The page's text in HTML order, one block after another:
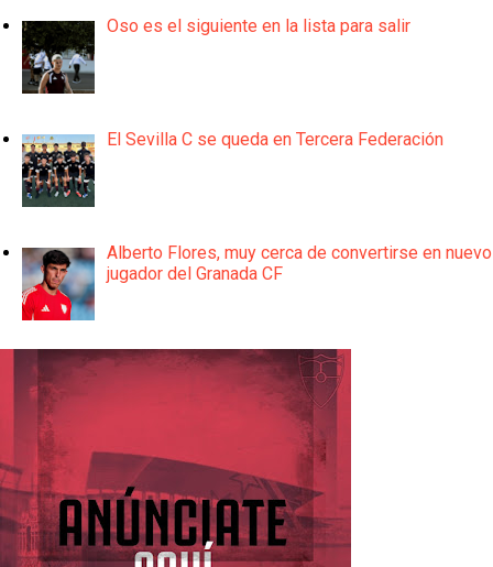
Oso es el siguiente en la lista para salir
El Sevilla C se queda en Tercera Federación
Alberto Flores, muy cerca de convertirse en nuevo
jugador del Granada CF